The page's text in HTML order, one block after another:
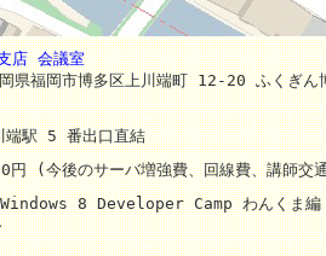
店 会議室
県福岡市博多区上川端町 12-20 ふくぎん
端駅 5 番出口直結
(今後のサーバ増強費、回線費、講師交
8 Developer Camp わんくま編